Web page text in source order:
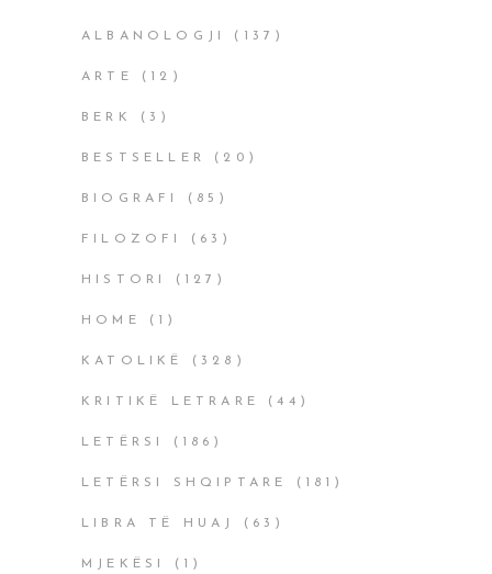
ALBANOLOGJI (137)
ARTE (12)
BERK (3)
BESTSELLER (20)
BIOGRAFI (85)
FILOZOFI (63)
HISTORI (127)
HOME (1)
KATOLIKË (328)
KRITIKË LETRARE (44)
LETËRSI (186)
LETËRSI SHQIPTARE (181)
LIBRA TË HUAJ (63)
MJEKËSI (1)